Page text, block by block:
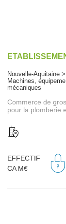
Nouvelle-Aquitaine
Machines,
mécaniques
Commerce de
pour la plomberie
EFFECTIF
CA M€